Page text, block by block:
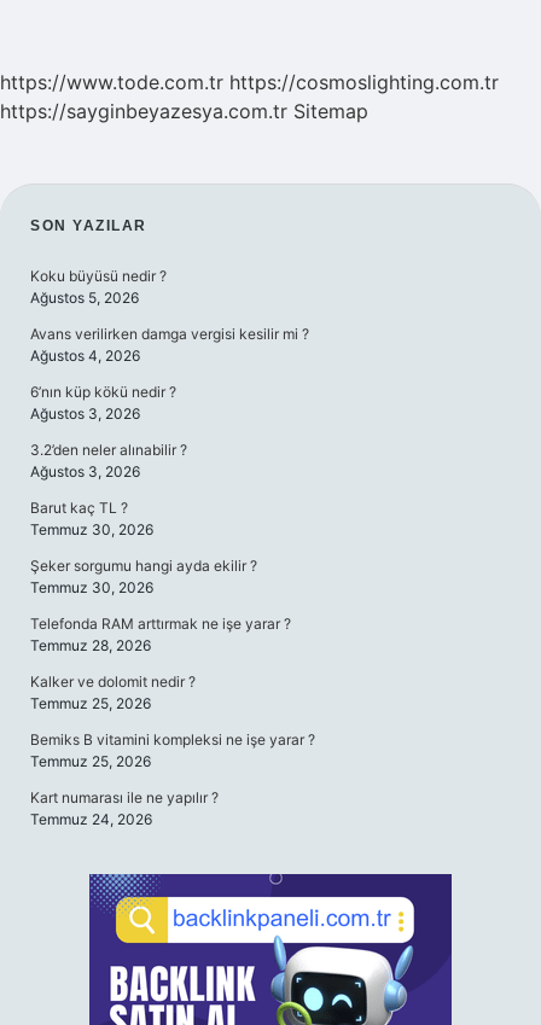
https://www.tode.com.tr https://cosmoslighting.com.tr
https://sayginbeyazesya.com.tr Sitemap
SIDEBAR
SON YAZILAR
Koku büyüsü nedir ?
Ağustos 5, 2026
Avans verilirken damga vergisi kesilir mi ?
Ağustos 4, 2026
6’nın küp kökü nedir ?
Ağustos 3, 2026
3.2’den neler alınabilir ?
Ağustos 3, 2026
Barut kaç TL ?
Temmuz 30, 2026
Şeker sorgumu hangi ayda ekilir ?
Temmuz 30, 2026
Telefonda RAM arttırmak ne işe yarar ?
Temmuz 28, 2026
Kalker ve dolomit nedir ?
Temmuz 25, 2026
Bemiks B vitamini kompleksi ne işe yarar ?
Temmuz 25, 2026
Kart numarası ile ne yapılır ?
Temmuz 24, 2026